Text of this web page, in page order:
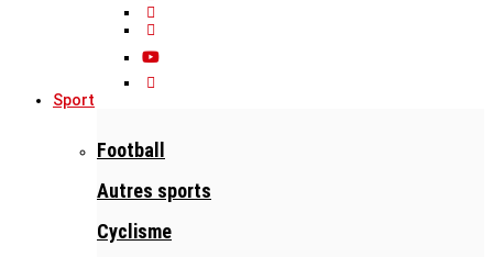
Sport
Football
Autres sports
Cyclisme